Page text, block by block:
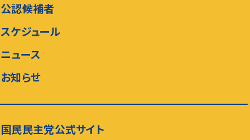
公認候補者
スケジュール
ニュース
お知らせ
国民民主党公式サイト